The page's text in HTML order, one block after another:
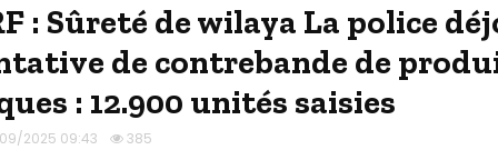
: Sûreté de wilaya La police
de contrebande de
: 12.900 unités saisies
2025 09:43 385